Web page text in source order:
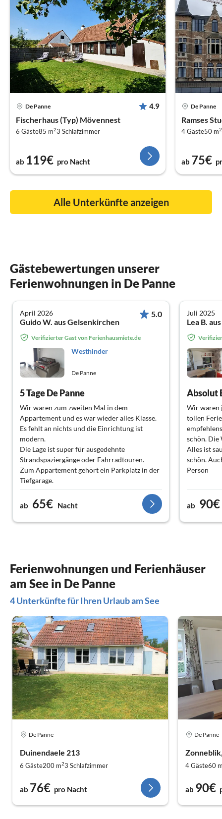
De Panne 4.9
Fischerhaus (Typ) Mövennest
6 Gäste85 m23 Schlafzimmer
ab 119€ pro Nacht
De Panne
Ramses
4 Gäste50 m2
ab 75€
Alle Unterkünfte anzeigen
Gästebewertungen unserer
Ferienwohnungen in De Panne
April 2026
Guido W. aus Gelsenkirchen
5.0
Verifizierter Gast von Ferienhausmiete.de
Westhinder
De Panne
5 Tage De Panne
Wir waren zum zweiten Mal in dem
Appartement und es war wieder alles Klasse.
Es fehlt an nichts und die Einrichtung ist
modern.
Die Lage ist super für ausgedehnte
Strandspaziergänge oder Fahrradtouren.
Zum Appartement gehört ein Parkplatz in der
Tiefgarage.
Der nächste Bäcker ist 100 m entfernt und
Einkaufsmöglichkeiten in der Stadt gut zu
Die Vermieterfamilie ist ausgesprochen nett
ab 65€ Nacht
Juli 2025
Lea B.
Absolut
Wir waren
tollen
schön. Die
Alles ist
schön.
Person
ab 90€
Ferienwohnungen und Ferienhäuser
am See in De Panne
4 Unterkünfte für Ihren Urlaub am See
De Panne
Duinendaele 213
6 Gäste200 m23 Schlafzimmer
ab 76€ pro Nacht
De Panne
4 Gäste60
ab 90€